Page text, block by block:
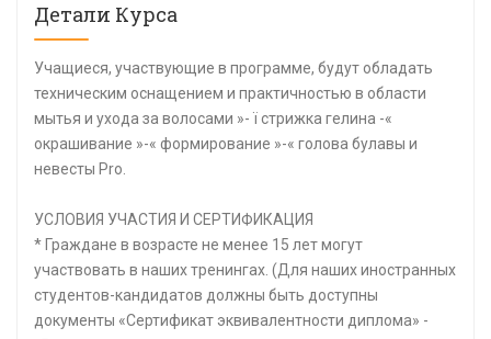
Детали Курса
Учащиеся, участвующие в программе, будут обладать
техническим оснащением и практичностью в области
мытья и ухода за волосами »- ï стрижка гелина -«
окрашивание »-« формирование »-« голова булавы и
невесты Pro.
УСЛОВИЯ УЧАСТИЯ И СЕРТИФИКАЦИЯ
* Граждане в возрасте не менее 15 лет могут
участвовать в наших тренингах. (Для наших иностранных
студентов-кандидатов должны быть доступны
документы «Сертификат эквивалентности диплома» -